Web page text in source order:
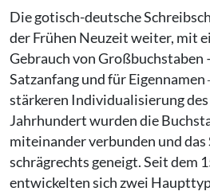
Die gotisch-deutsche
der Frühen Neuzeit weiter, mit
Gebrauch von Großbuchstaben
Satzanfang und für Eigennamen
stärkeren Individualisierung
Jahrhundert wurden die
miteinander verbunden und
schrägrechts geneigt. Seit dem
entwickelten sich zwei